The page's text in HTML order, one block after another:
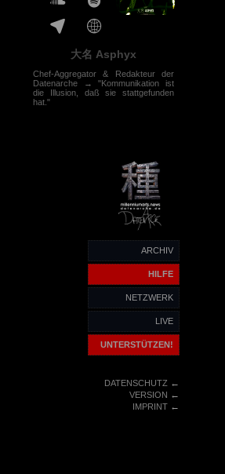
大名 Asphyx
Chef-Aggregator & Redakteur der
Datenarche → "Kommunikation ist
die Illusion, daß sie stattgefunden
hat."
ARCHIV
HILFE
NETZWERK
LIVE
UNTERSTÜTZEN!
DATENSCHUTZ←
VERSION ←
IMPRINT←